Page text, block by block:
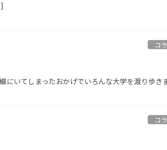
コ
いてしまったおかげでいろんな大学を渡り歩き
コ